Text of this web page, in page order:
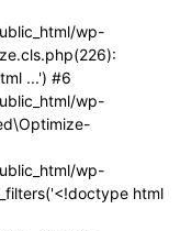
wp-
...') #6
wp-
wp-
html